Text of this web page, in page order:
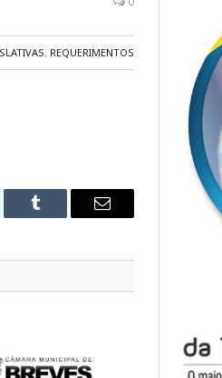
, REQUERIMENTOS
Tumblr
E-